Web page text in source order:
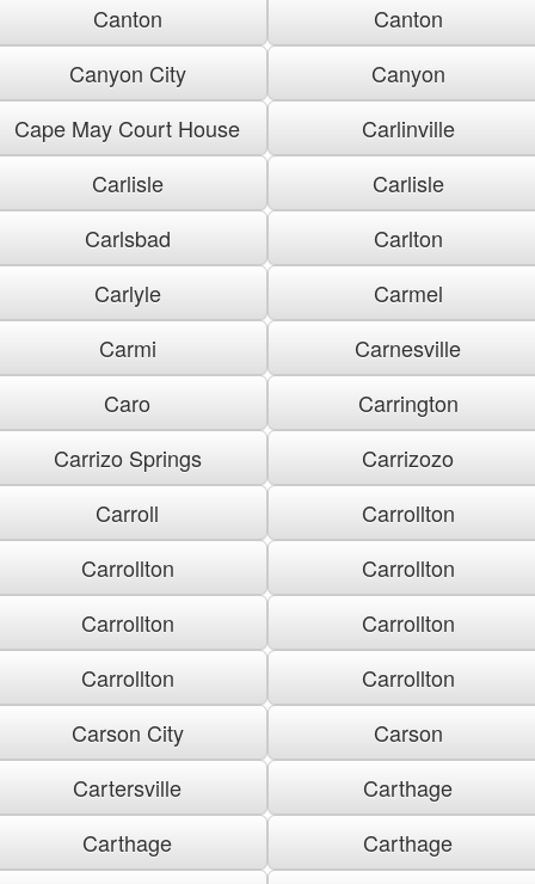
Canton
Canton
Canyon City
Canyon
Cape May Court House
Carlinville
Carlisle
Carlisle
Carlsbad
Carlton
Carlyle
Carmel
Carmi
Carnesville
Caro
Carrington
Carrizo Springs
Carrizozo
Carroll
Carrollton
Carrollton
Carrollton
Carrollton
Carrollton
Carrollton
Carrollton
Carson City
Carson
Cartersville
Carthage
Carthage
Carthage